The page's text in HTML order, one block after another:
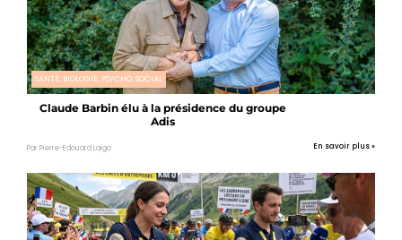
SANTÉ, BIOLOGIE, PSYCHO, SOCIAL
Claude Barbin élu à la présidence du groupe
Adis
Par Pierre-Edouard Laigo En savoir plus »